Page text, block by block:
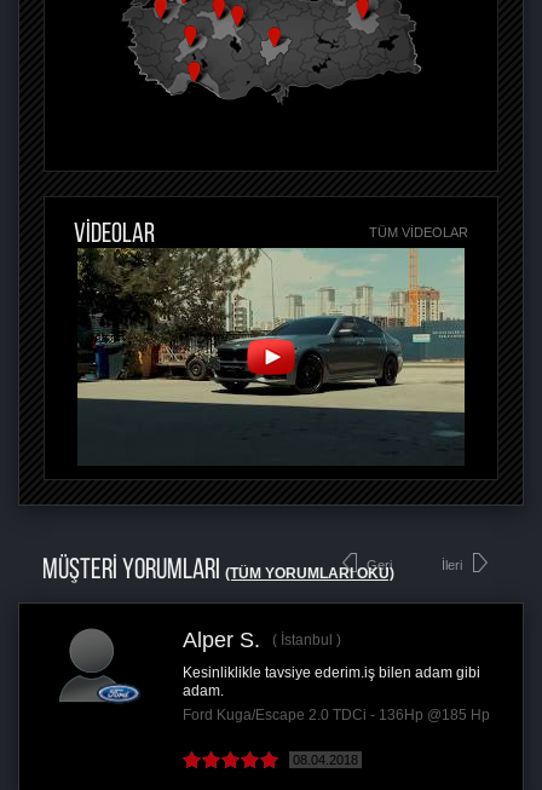
VİDEOLAR TÜM VIDEOLAR
MÜŞTERİ YORUMLARI (TÜM YORUMLARI OKU)
Geri
Alper S.
İstanbul
Kesinliklikle tavsiye ederim.iş bilen adam gibi
adam.
Ford Kuga/Escape 2.0 TDCi - 136Hp @185 Hp
08.04.2018
İleri